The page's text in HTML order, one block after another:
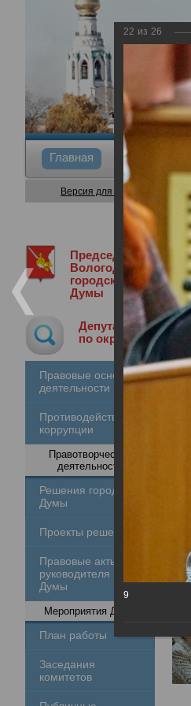
Главная Общие
Версия для слабовидящих
Председатель
Вологодской
городской
Думы
Депутат
по округу
Правовые основы
деятельности
Противодействие
коррупции
Правотворческая
деятельность
Решения городской
Думы
Проекты решений
Правовые акты
руководителя
Думы
Мероприятия Думы
План работы
Заседания
комитетов
22 из 26
9